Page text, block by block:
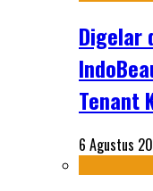
Digelar
Tenant
6 Agustus